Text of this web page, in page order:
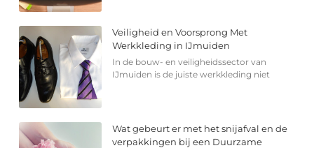
Veiligheid en Voorsprong Met
Werkkleding in IJmuiden
In de bouw- en veiligheidssector van
IJmuiden is de juiste werkkleding niet
Wat gebeurt er met het snijafval en de
verpakkingen bij een Duurzame